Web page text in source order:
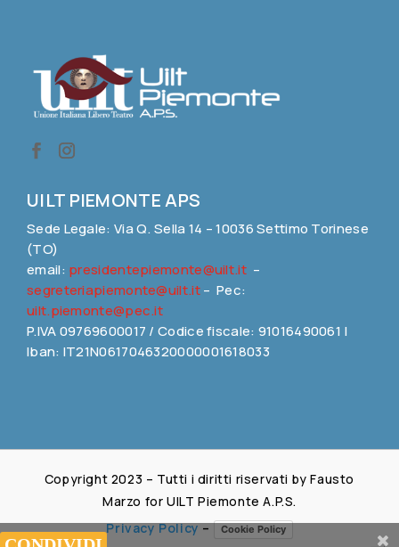
UILT PIEMONTE APS
Sede Legale: Via Q. Sella 14 – 10036 Settimo Torinese
(TO)
email: presidentepiemonte@uilt.it–
segreteriapiemonte@uilt.it– Pec:
uilt.piemonte@pec.it
P.IVA 09769600017 / Codice fiscale: 91016490061 |
Iban: IT21N0617046320000001618033
Copyright 2023 – Tutti i diritti riservati by Fausto
Marzo for UILT Piemonte A.P.S.
Privacy Policy– Cookie Policy